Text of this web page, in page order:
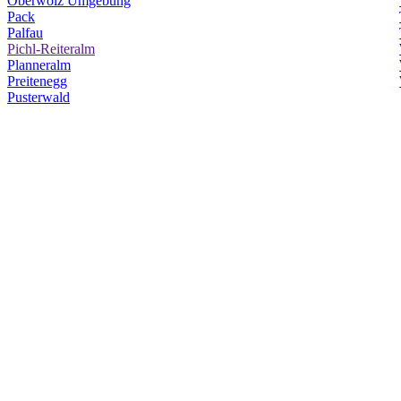
Pack
Palfau
Pichl-Reiteralm
Planneralm
Preitenegg
Pusterwald